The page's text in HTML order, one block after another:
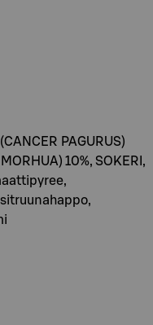
PAGURUS)
10%, SOKERI,
sitruunahappo,